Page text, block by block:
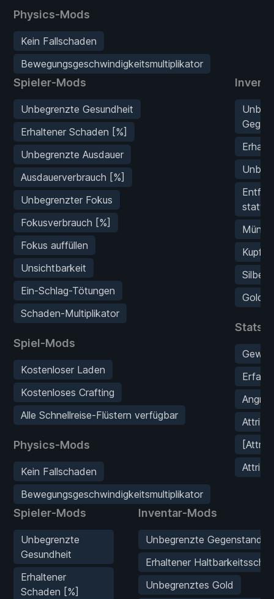
Physics-Mods
Kein Fallschaden
Bewegungsgeschwindigkeitsmultiplikator
Spieler-Mods
Unbegrenzte Gesundheit
Erhaltener Schaden [%]
Unbegrenzte Ausdauer
Ausdauerverbrauch [%]
Unbegrenzter Fokus
Fokusverbrauch [%]
Fokus auffüllen
Unsichtbarkeit
Ein-Schlag-Tötungen
Schaden-Multiplikator
Spiel-Mods
Kostenloser Laden
Kostenloses Crafting
Alle Schnellreise-Flüstern verfügbar
Physics-Mods
Kein Fallschaden
Bewegungsgeschwindigkeitsmultiplikator
Stats-
Spieler-Mods
Unbegrenzte
Gesundheit
Erhaltener
Schaden [%]
Inventar-Mods
Unbegrenzte
Erhaltener
Unbegrenztes Gold